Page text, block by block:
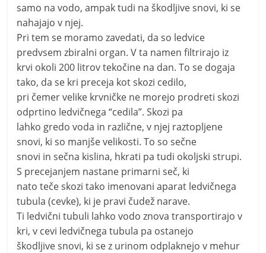
samo na vodo, ampak tudi na škodljive snovi, ki se
nahajajo v njej.
Pri tem se moramo zavedati, da so ledvice
predvsem zbiralni organ. V ta namen filtrirajo iz
krvi okoli 200 litrov tekočine na dan. To se dogaja
tako, da se kri preceja kot skozi cedilo,
pri čemer velike krvničke ne morejo prodreti skozi
odprtino ledvičnega “cedila”. Skozi pa
lahko gredo voda in različne, v njej raztopljene
snovi, ki so manjše velikosti. To so sečne
snovi in sečna kislina, hkrati pa tudi okoljski strupi.
S precejanjem nastane primarni seč, ki
nato teče skozi tako imenovani aparat ledvičnega
tubula (cevke), ki je pravi čudež narave.
Ti ledvični tubuli lahko vodo znova transportirajo v
kri, v cevi ledvičnega tubula pa ostanejo
škodljive snovi, ki se z urinom odplaknejo v mehur